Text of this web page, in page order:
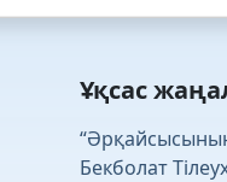
Ұқсас
Бекболат